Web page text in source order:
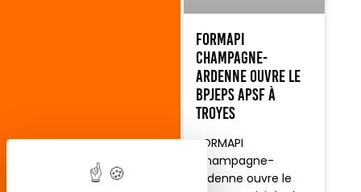
FORMAPI
Champagne-
Ardenne ouvre le
BPJEPS APSF à
Troyes
FORMAPI
Champagne-
Ardenne ouvre le